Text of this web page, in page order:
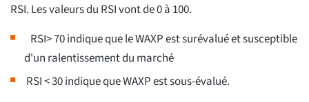
RSI. Les valeurs du RSI vont de 0 à 100.
RSI> 70 indique que le WAXP est surévalué et susceptible
d'un ralentissement du marché
RSI < 30 indique que WAXP est sous-évalué.